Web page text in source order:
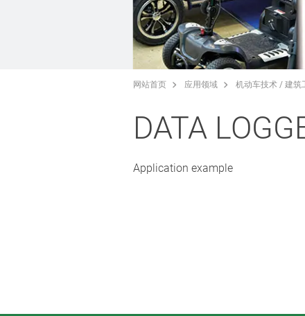
网站首页 应用领域 机动车技术 / 建筑
DATA
Application example